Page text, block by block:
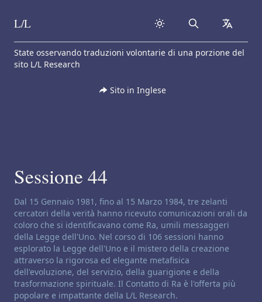
Skip to content
L/L Search
State osservando traduzioni volontarie di una porzione del
sito L/L Research
Sito in Inglese
Sessione 44
Disclaimer di canalizzazione:
Dal 15 Gennaio 1981, fino al 15 Marzo 1984, tre zelanti
cercatori della verità hanno ricevuto comunicazioni orali da
coloro che si identificavano come Ra, umili messaggeri
della Legge dell'Uno. Nel corso di 106 sessioni hanno
esplorato la Legge dell'Uno e il mistero della creazione
attraverso la rigorosa ed elegante metafisica
dell'evoluzione, del servizio, della guarigione e della
trasformazione spirituale. Il Contatto di Ra è l'offerta più
popolare e impattante della L/L Research.